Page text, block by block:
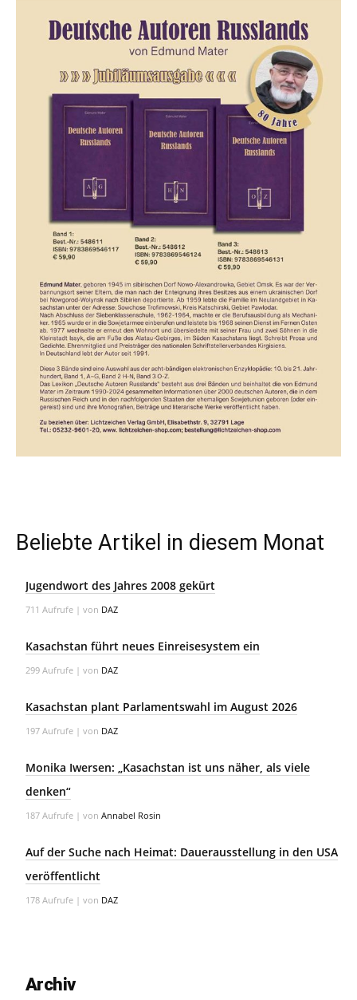
Beliebte Artikel in diesem Monat
Jugendwort des Jahres 2008 gekürt
711 Aufrufe | von DAZ
Kasachstan führt neues Einreisesystem ein
299 Aufrufe | von DAZ
Kasachstan plant Parlamentswahl im August 2026
197 Aufrufe | von DAZ
Monika Iwersen: „Kasachstan ist uns näher, als viele
denken“
187 Aufrufe | von Annabel Rosin
Auf der Suche nach Heimat: Dauerausstellung in den USA
veröffentlicht
178 Aufrufe | von DAZ
Archiv